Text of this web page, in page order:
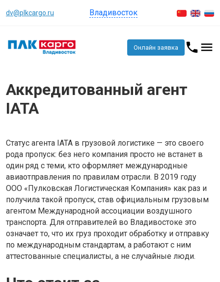
dv@plkcargo.ru Владивосток
Онлайн заявка
Аккредитованный агент
IATA
Статус агента IATA в грузовой логистике — это своего
рода пропуск: без него компания просто не встанет в
один ряд с теми, кто оформляет международные
авиаотправления по правилам отрасли. В 2019 году
ООО «Пулковская Логистическая Компания» как раз и
получила такой пропуск, став официальным грузовым
агентом Международной ассоциации воздушного
транспорта. Для отправителей во Владивостоке это
означает то, что их груз проходит обработку и отправку
по международным стандартам, а работают с ним
аттестованные специалисты, а не случайные люди.